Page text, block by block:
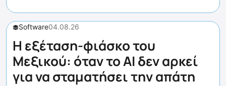
Software04.08.26
Η εξέταση-φιάσκο του
Μεξικού: όταν το AI δεν αρκεί
για να σταματήσει την απάτη